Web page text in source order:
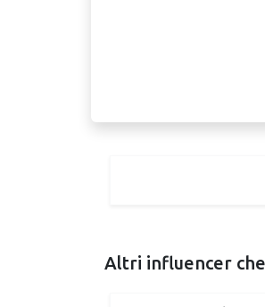
Altri influencer